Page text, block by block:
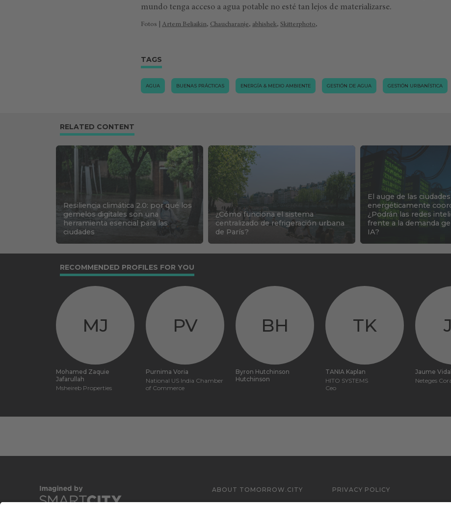
mundo tenga acceso a agua potable no esté tan lejos de materializarse.
Fotos | Artem Beliaikin, Chaucharanje, abhishek, Skitterphoto,
TAGS
AGUA BUENAS PRÁCTICAS ENERGÍA & MEDIO AMBIENTE GESTIÓN DE AGUA GESTIÓN URBANÍSTICA
RELATED CONTENT
Resiliencia climática 2.0: por qué los
gemelos digitales son una
herramienta esencial para las
ciudades
¿Cómo funciona el sistema
centralizado de refrigeración urbana
de París?
El auge de las ciudades
energéticamente
¿Podrán las redes
frente a la demanda
IA?
RECOMMENDED PROFILES FOR YOU
MJ
Mohamed Zaquie
Jafarullah
Msheireb Properties
PV
Purnima Voria
National US India Chamber
of Commerce
BH
Byron Hutchinson
Hutchinson
TK
TANIA Kaplan
HITO SYSTEMS
Ceo
Jaume Vidal
Neteges
ABOUT TOMORROW.CITY PRIVACY POLICY